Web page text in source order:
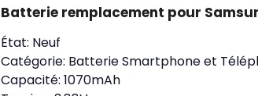
Batterie remplacement pour
État: Neuf
Catégorie: Batterie Smartphone et
Capacité: 1070mAh